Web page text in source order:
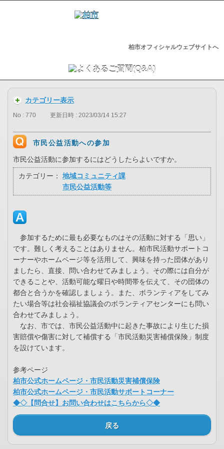
柏市オフィシャルウェブサイトへ
カテゴリー表示
No : 770 更新日時 : 2023/03/14 15:27
市民公益活動への参加
市民公益活動に参加するにはどうしたらよいですか。
カテゴリー：
地域コミュニティ課
市民公益活動等
参加するために最も必要なものはその活動に対する「思い」
です。難しく考えることはありません。柏市民活動サポートコ
ーナーやホームページ等を活用して、興味を持った団体があり
ましたら、直接、問い合わせてみましょう。その際には自分が
できることや、活動可能な曜日や時間帯を伝えて、その団体の
都合と合うかを確認しましょう。また、ボランティアをしてみ
たい場合等は社会福祉協議会のボランティアセンターにも問い
合わせてみましょう。
なお、市では、市民公益活動中に起きた事故により生じた損
害賠償や傷害に対して補償する「市民活動災害補償保険」制度
を設けています。
参考ページ
柏市公式ホームページ・市民活動災害補償保険
柏市公式ホームページ・市民活動サポートコーナー
◆◇【問合せ】お問い合わせはこちらから◇◆
戻る